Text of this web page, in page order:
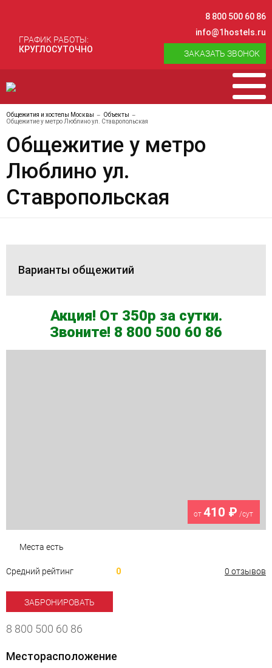
ГРАФИК РАБОТЫ:
КРУГЛОСУТОЧНО
8 800 500 60 86
info@1hostels.ru
ЗАКАЗАТЬ ЗВОНОК
Общежития и хостелы Москвы
Объекты
Общежитие у метро Люблино ул. Ставропольская
Общежитие у метро
Люблино ул.
Ставропольская
Варианты общежитий
Акция! От 350р за сутки.
Звоните! 8 800 500 60 86
от410 ₽ /сут
Места есть
Средний рейтинг 0 0 отзывов
ЗАБРОНИРОВАТЬ
8 800 500 60 86
Месторасположение